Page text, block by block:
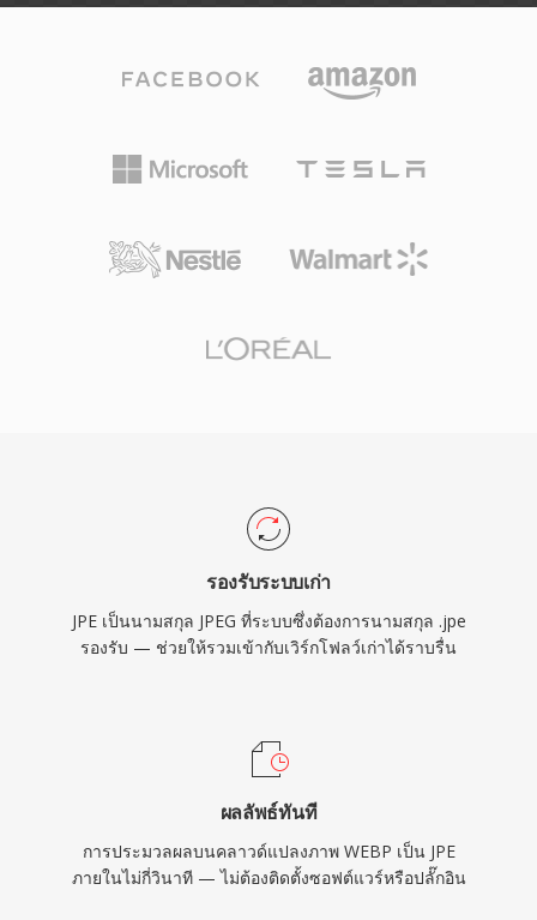
รองรับระบบเก่า
JPE เป็นนามสกุล JPEG ที่ระบบซึ่งต้องการนามสกุล .jpe
รองรับ — ช่วยให้รวมเข้ากับเวิร์กโฟลว์เก่าได้ราบรื่น
ผลลัพธ์ทันที
การประมวลผลบนคลาวด์แปลงภาพ WEBP เป็น JPE
ภายในไม่กี่วินาที — ไม่ต้องติดตั้งซอฟต์แวร์หรือปลั๊กอิน